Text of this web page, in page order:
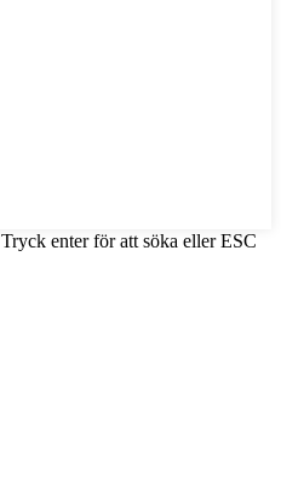
Tryck enter för att söka eller ESC